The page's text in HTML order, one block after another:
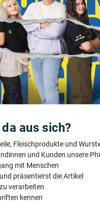
aus sich?
Fleischprodukte und
und Kunden unsere
mit Menschen
präsentierst die Artikel
verarbeiten
kennen